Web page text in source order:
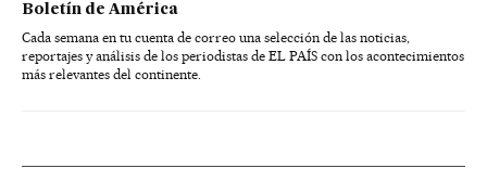
Boletín de América
Cada semana en tu cuenta de correo una selección de las noticias,
reportajes y análisis de los periodistas de EL PAÍS con los acontecimientos
más relevantes del continente.